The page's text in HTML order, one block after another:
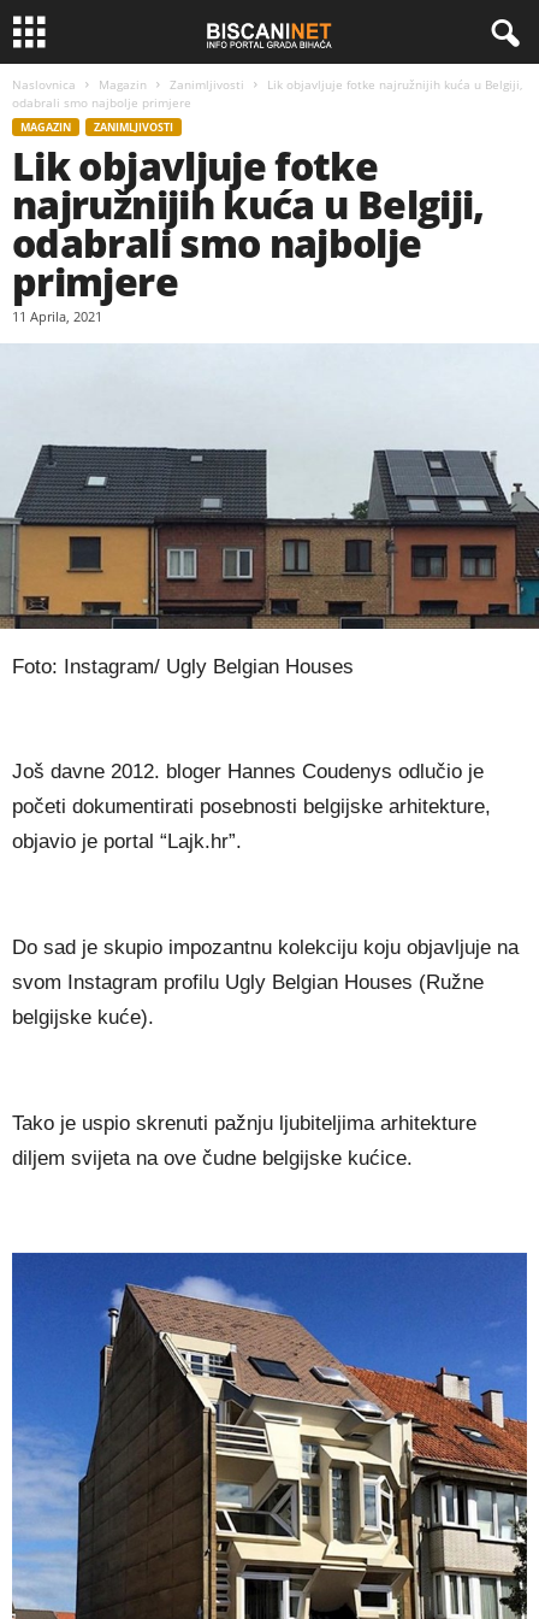
Naslovnica Magazin Zanimljivosti
Lik objavljuje fotke najružnijih kuća u Belgiji,
odabrali smo najbolje primjere
MAGAZIN ZANIMLJIVOSTI
Lik objavljuje fotke
najružnijih kuća u Belgiji,
odabrali smo najbolje
primjere
11 Aprila, 2021
Foto: Instagram/ Ugly Belgian Houses
Još davne 2012. bloger Hannes Coudenys odlučio je
početi dokumentirati posebnosti belgijske arhitekture,
objavio je portal “Lajk.hr”.
Do sad je skupio impozantnu kolekciju koju objavljuje na
svom Instagram profilu Ugly Belgian Houses (Ružne
belgijske kuće).
Tako je uspio skrenuti pažnju ljubiteljima arhitekture
diljem svijeta na ove čudne belgijske kućice.